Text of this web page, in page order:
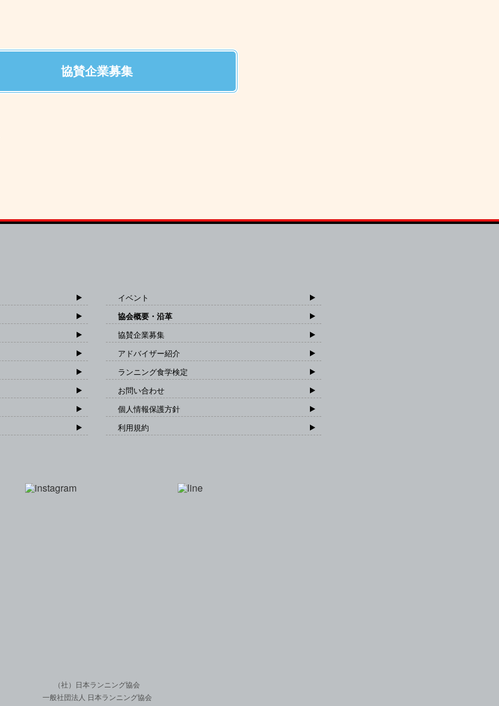
協賛企業募集
イベント
協会概要・沿革
協賛企業募集
アドバイザー紹介
ランニング食学検定
お問い合わせ
個人情報保護方針
利用規約
（社）日本ランニング協会
一般社団法人 日本ランニング協会